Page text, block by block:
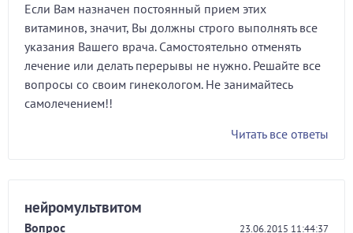
Если Вам назначен постоянный прием этих
витаминов, значит, Вы должны строго выполнять все
указания Вашего врача. Самостоятельно отменять
лечение или делать перерывы не нужно. Решайте все
вопросы со своим гинекологом. Не занимайтесь
самолечением!!
Читать все ответы
нейромультвитом
Вопрос 23.06.2015 11:44:37